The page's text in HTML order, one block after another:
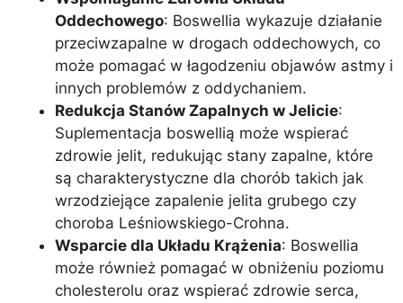
Oddechowego: Boswellia wykazuje działanie
przeciwzapalne w drogach oddechowych, co
może pomagać w łagodzeniu objawów astmy i
innych problemów z oddychaniem.
Redukcja Stanów Zapalnych w Jelicie:
Suplementacja boswellią może wspierać
zdrowie jelit, redukując stany zapalne, które
są charakterystyczne dla chorób takich jak
wrzodziejące zapalenie jelita grubego czy
choroba Leśniowskiego-Crohna.
Wsparcie dla Układu Krążenia: Boswellia
może również pomagać w obniżeniu poziomu
cholesterolu oraz wspierać zdrowie serca,